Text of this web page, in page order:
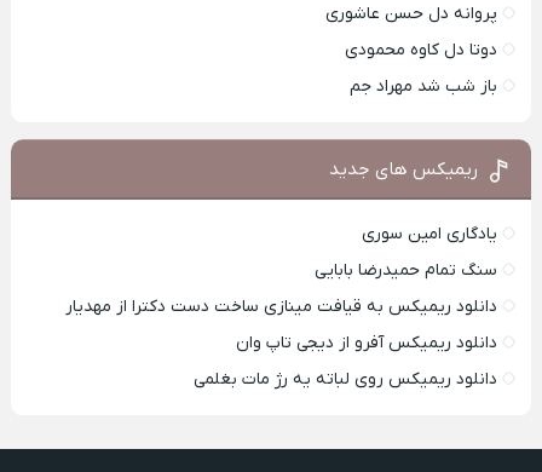
پروانه دل حسن عاشوری
دوتا دل کاوه محمودی
باز شب شد مهراد جم
ریمیکس های جدید
یادگاری امین سوری
سنگ تمام حمیدرضا بابایی
دانلود ریمیکس به قیافت مینازی ساخت دست دکترا از مهدیار
دانلود ریمیکس آفرو از ديجی تاپ وان
دانلود ریمیکس روی لباته یه رژ مات بغلمی